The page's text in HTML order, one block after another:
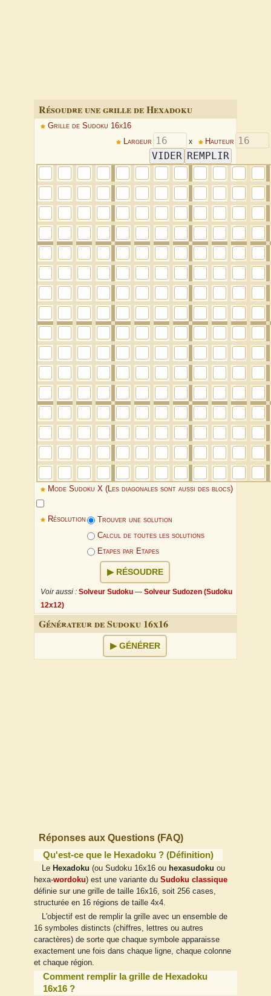
Résoudre une grille de Hexadoku
Grille de Sudoku 16x16
Largeur
x Hauteur
Mode Sudoku X (Les diagonales sont aussi des blocs)
Résolution
Trouver une solution
Calcul de toutes les solutions
Etapes par Etapes
RÉSOUDRE
Voir aussi : Solveur Sudoku —Solveur Sudozen (Sudoku
12x12)
Générateur de Sudoku 16x16
GÉNÉRER
Réponses aux Questions (FAQ)
Qu'est-ce que le Hexadoku ? (Définition)
Le Hexadoku (ou Sudoku 16x16 ou hexasudoku ou
hexa-wordoku) est une variante du Sudoku classique
définie sur une grille de taille 16x16, soit 256 cases,
structurée en 16 régions de taille 4x4.
L'objectif est de remplir la grille avec un ensemble de
16 symboles distincts (chiffres, lettres ou autres
caractères) de sorte que chaque symbole apparaisse
exactement une fois dans chaque ligne, chaque colonne
et chaque région.
Comment remplir la grille de Hexadoku
16x16 ?